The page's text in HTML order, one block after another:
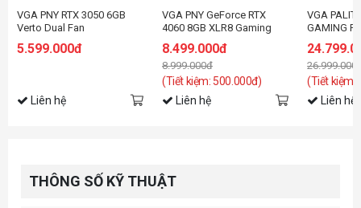
VGA PNY RTX 3050 6GB
Verto Dual Fan
5.599.000đ
Liên hệ
VGA PNY GeForce RTX
4060 8GB XLR8 Gaming
Fan (VCG40608DFXPB1-O)
8.499.000đ
8.999.000đ
(Tiết kiệm: 500.000đ)
Liên hệ
VGA PALIT
GAMING
(Tiết kiệm:
Liên hệ
THÔNG SỐ KỸ THUẬT